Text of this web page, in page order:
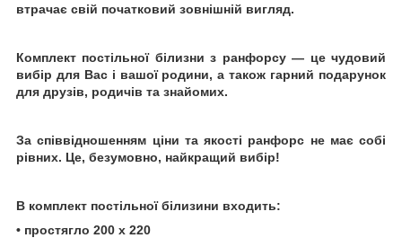
втрачає свій початковий зовнішній вигляд.
Комплект постільної білизни з ранфорсу ― це чудовий
вибір для Вас і вашої родини, а також гарний подарунок
для друзів, родичів та знайомих.
За співвідношенням ціни та якості ранфорс не має собі
рівних. Це, безумовно, найкращий вибір!
В комплект постільної білизини входить:
• простягло 200 х 220